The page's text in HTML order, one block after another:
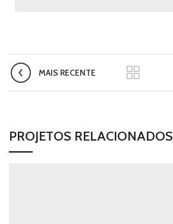
MAIS RECENTE
PROJETOS RELACIONADOS